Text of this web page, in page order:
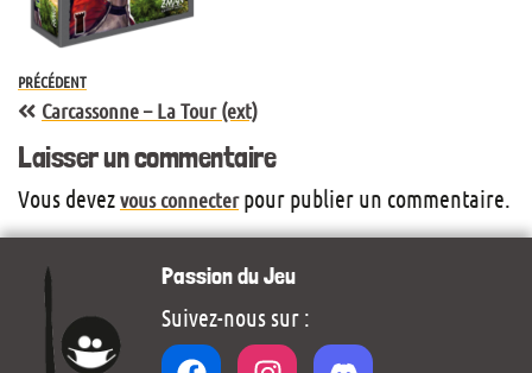
PRÉCÉDENT
Carcassonne – La Tour (ext)
Laisser un commentaire
Vous devezvous connecterpour publier un commentaire.
Passion du Jeu
Suivez-nous sur :